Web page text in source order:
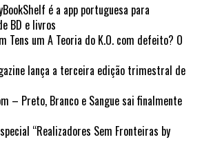
é a app portuguesa para
BD e livros
Tens um A Teoria do K.O. com defeito? O
lança a terceira edição trimestral de
– Preto, Branco e Sangue sai finalmente
“Realizadores Sem Fronteiras by